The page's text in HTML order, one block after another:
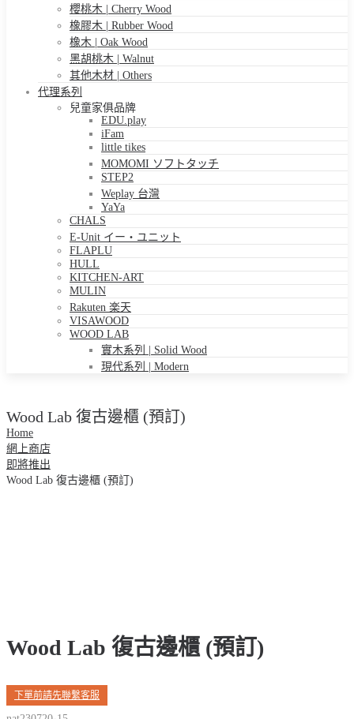
櫻桃木 | Cherry Wood
橡膠木 | Rubber Wood
橡木 | Oak Wood
黑胡桃木 | Walnut
其他木材 | Others
代理系列
兒童家俱品牌
EDU.play
iFam
little tikes
MOMOMI ソフトタッチ
STEP2
Weplay 台灣
YaYa
CHALS
E-Unit イー・ユニット
FLAPLU
HULL
KITCHEN-ART
MULIN
Rakuten 楽天
VISAWOOD
WOOD LAB
實木系列 | Solid Wood
現代系列 | Modern
Wood Lab 復古邊櫃 (預訂)
Home
網上商店
即將推出
Wood Lab 復古邊櫃 (預訂)
Wood Lab 復古邊櫃 (預訂)
下單前請先聯繫客服